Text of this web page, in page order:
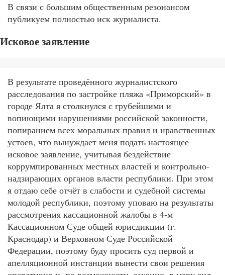
В связи с большим общественным резонансом
публикуем полностью иск журналиста.
Исковое заявление
В результате проведённого журналистского
расследования по застройке пляжа «Приморский» в
городе Ялта я столкнулся с грубейшими и
вопиющими нарушениями российской законности,
попиранием всех моральных правил и нравственных
устоев, что вынуждает меня подать настоящее
исковое заявление, учитывая бездействие
коррумпированных местных властей и контрольно-
надзирающих органов власти республики. При этом
я отдаю себе отчёт в слабости и судебной системы
молодой республики, поэтому уповаю на результаты
рассмотрения кассационной жалобы в 4-м
Кассационном Суде общей юрисдикции (г.
Краснодар) и Верховном Суде Российской
Федерации, поэтому буду просить суд первой и
апелляционной инстанции вынести свои решения